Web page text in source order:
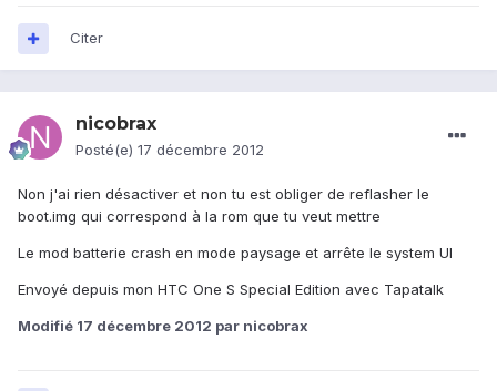
Citer
nicobrax
Posté(e) 17 décembre 2012
Non j'ai rien désactiver et non tu est obliger de reflasher le
boot.img qui correspond à la rom que tu veut mettre
Le mod batterie crash en mode paysage et arrête le system UI
Envoyé depuis mon HTC One S Special Edition avec Tapatalk
Modifié 17 décembre 2012 par nicobrax